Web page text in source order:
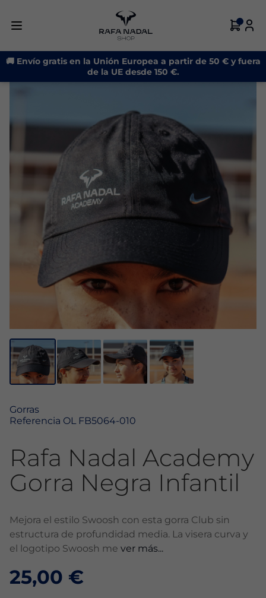
🚚 Envío gratis en la Unión Europea a partir de 50 € y fuera
de la UE desde 150 €.
Gorras
Referencia OL FB5064-010
Rafa Nadal Academy
Gorra Negra Infantil
Mejora el estilo Swoosh con esta gorra Club sin
estructura de profundidad media. La visera curva y
el logotipo Swoosh me ver más...
25,00 €